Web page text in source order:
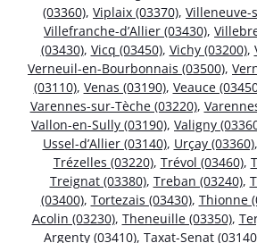
(03360), Viplaix (03370), Villeneuve-
Villefranche-d’Allier (03430),
(03430), Vicq (03450), Vichy (03200),
Verneuil-en-Bourbonnais (03500),
(03110), Venas (03190), Veauce
Varennes-sur-Tèche (03220),
Vallon-en-Sully (03190), Valigny
Ussel-d’Allier (03140), Urçay (03360),
Trézelles (03220), Trévol (03460),
Treignat (03380), Treban (03240),
(03400), Tortezais (03430), Thionne
Acolin (03230), Theneuille (03350),
Argenty (03410), Taxat-Senat